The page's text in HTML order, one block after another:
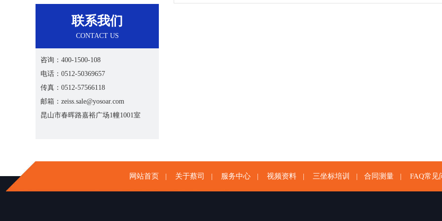
联系我们
CONTACT US
咨询：400-1500-108
电话：0512-50369657
传真：0512-57566118
邮箱：zeiss.sale@yosoar.com
昆山市春晖路嘉裕广场1幢1001室
网站首页 关于蔡司 服务中心 视频资料 三坐标培训 合同测量 FAQ常见